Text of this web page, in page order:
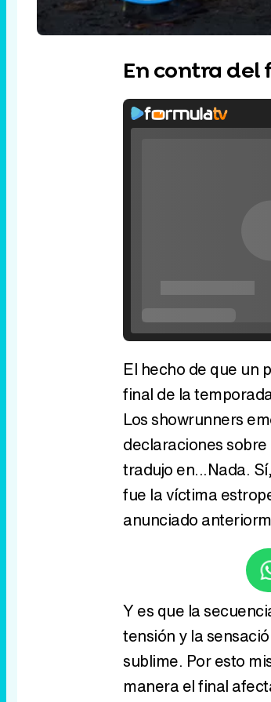
En contra del
El hecho de que un
final de la
Los showrunners
declaraciones
tradujo en...Nada.
fue la víctima
anunciado
Y es que la
tensión y la
sublime. Por esto
manera el final